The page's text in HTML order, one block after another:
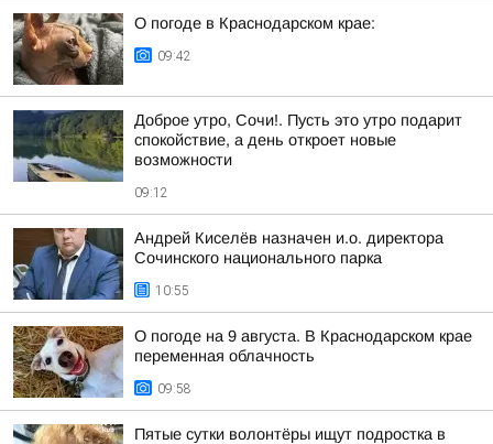
О погоде в Краснодарском крае:
09:42
Доброе утро, Сочи!. Пусть это утро подарит
спокойствие, а день откроет новые
возможности
09:12
Андрей Киселёв назначен и.о. директора
Сочинского национального парка
10:55
О погоде на 9 августа. В Краснодарском крае
переменная облачность
09:58
Пятые сутки волонтёры ищут подростка в